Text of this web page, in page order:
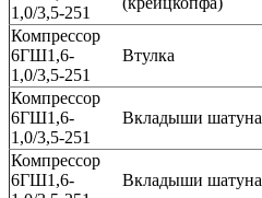
1,0/3,5-251
Компрессор
6ГШ1,6-
1,0/3,5-251
Втулка
Компрессор
6ГШ1,6-
1,0/3,5-251
Вкладыши шатуна
Компрессор
6ГШ1,6-
Вкладыши шатуна